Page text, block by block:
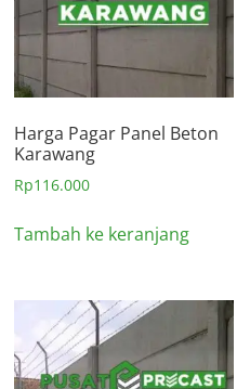
Harga Pagar Panel Beton
Karawang
Rp116.000
Tambah ke keranjang